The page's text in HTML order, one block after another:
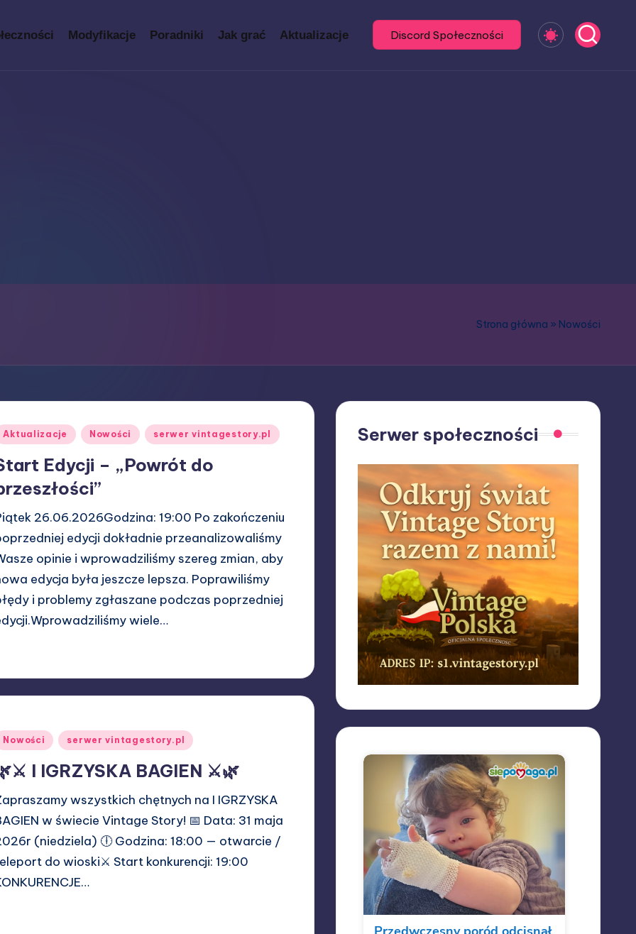
Modyfikacje Poradniki Jak grać Aktualizacje Discord Społeczności
Strona główna » Nowości
Aktualizacje Nowości serwer vintagestory.pl
Edycji – „Powrót do
26.06.2026Godzina: 19:00 Po zakończeniu
edycji dokładnie przeanalizowaliśmy
opinie i wprowadziliśmy szereg zmian, aby
edycja była jeszcze lepsza. Poprawiliśmy
i problemy zgłaszane podczas poprzedniej
wiele…
Nowości serwer vintagestory.pl
I IGRZYSKA BAGIEN ⚔️🌿
wszystkich chętnych na I IGRZYSKA
w świecie Vintage Story! 📅 Data: 31 maja
(niedziela) 🕕 Godzina: 18:00 — otwarcie /
do wioski⚔️ Start konkurencji: 19:00
Serwer społeczności